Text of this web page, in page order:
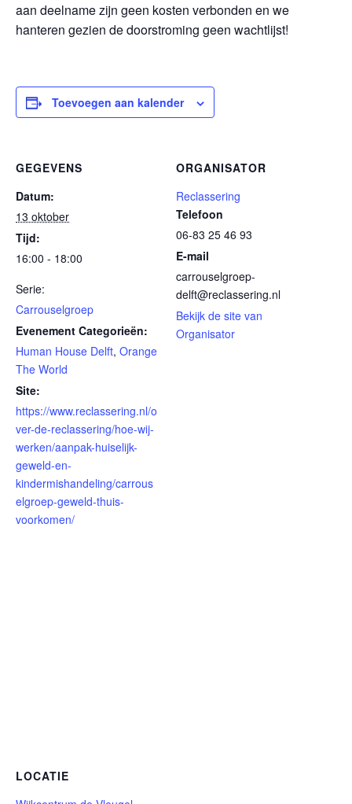
aan deelname zijn geen kosten verbonden en we
hanteren gezien de doorstroming geen wachtlijst!
Toevoegen aan kalender
GEGEVENS
Datum:
13 oktober
Tijd:
16:00 - 18:00
Serie:
Carrouselgroep
Evenement Categorieën:
Human House Delft, Orange
The World
Site:
https://www.reclassering.nl/o
ver-de-reclassering/hoe-wij-
werken/aanpak-huiselijk-
geweld-en-
kindermishandeling/carrous
elgroep-geweld-thuis-
voorkomen/
ORGANISATOR
Reclassering
Telefoon
06-83 25 46 93
E-mail
carrouselgroep-
delft@reclassering.nl
Bekijk de site van
Organisator
LOCATIE